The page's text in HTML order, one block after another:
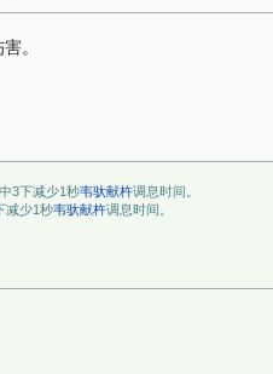
。
3下减少1秒韦驮献杵调息时间。ㅤㅤㅤㅤㅤㅤ
减少1秒韦驮献杵调息时间。